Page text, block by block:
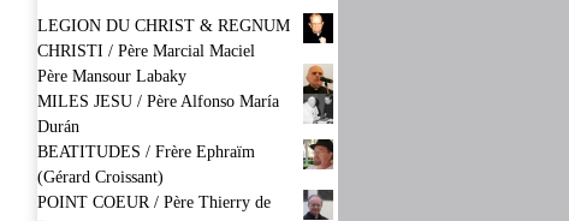
LEGION DU CHRIST & REGNUM
CHRISTI / Père Marcial Maciel
Père Mansour Labaky
MILES JESU / Père Alfonso María
Durán
BEATITUDES / Frère Ephraïm
(Gérard Croissant)
POINT COEUR / Père Thierry de